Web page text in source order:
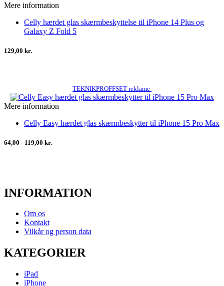
Mere information
Celly hærdet glas skærmbeskyttelse til iPhone 14 Plus og
Galaxy Z Fold 5
129,00 kr.
TEKNIKPROFFSET reklame
Mere information
Celly Easy hærdet glas skærmbeskytter til iPhone 15 Pro Max
64,00 - 119,00 kr.
INFORMATION
Om os
Kontakt
Vilkår og person data
KATEGORIER
iPad
iPhone